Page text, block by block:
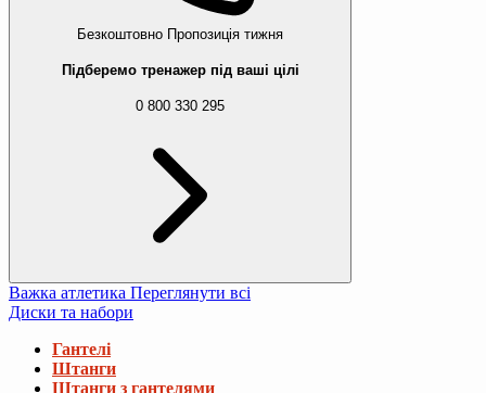
Безкоштовно Пропозиція тижня
Підберемо тренажер під ваші цілі
0 800 330 295
Важка атлетика Переглянути всі
Диски та набори
Гантелі
Штанги
Штанги з гантелями